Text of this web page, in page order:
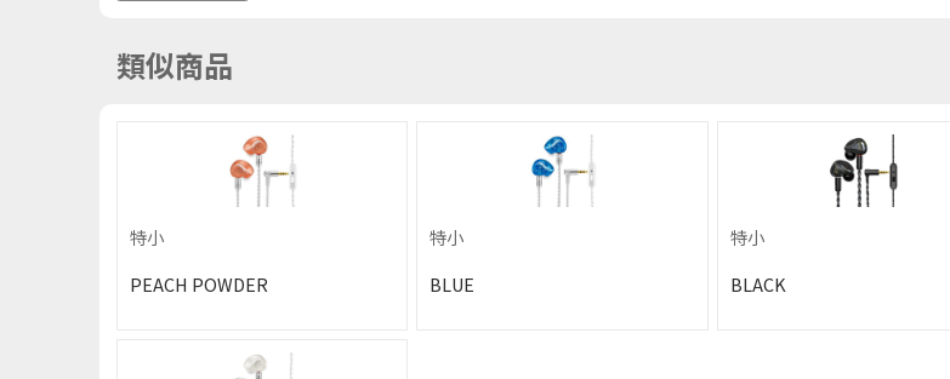
類似商品
特小
PEACH POWDER
特小
BLUE
特小
BLACK